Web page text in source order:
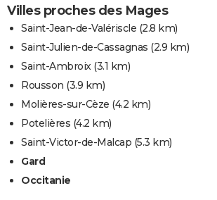
Villes proches des Mages
Saint-Jean-de-Valériscle (2.8 km)
Saint-Julien-de-Cassagnas (2.9 km)
Saint-Ambroix(3.1 km)
Rousson (3.9 km)
Molières-sur-Cèze (4.2 km)
Potelières (4.2 km)
Saint-Victor-de-Malcap (5.3 km)
Gard
Occitanie